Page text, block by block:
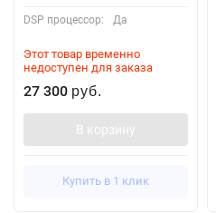
DSP процессор: Да
Этот товар временно
недоступен для заказа
27 300 руб.
В корзину
Купить в 1 клик